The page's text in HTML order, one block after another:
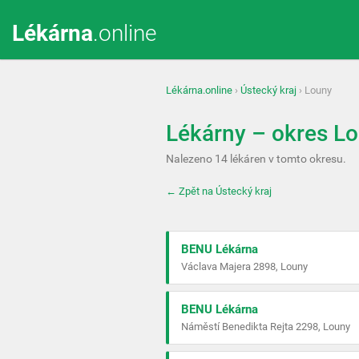
Lékárna.online
Lékárna.online › Ústecký kraj › Louny
Lékárny – okres
Nalezeno 14 lékáren v tomto okresu.
← Zpět na Ústecký kraj
BENU Lékárna
Václava Majera 2898, Louny
BENU Lékárna
Náměstí Benedikta Rejta 2298, Louny